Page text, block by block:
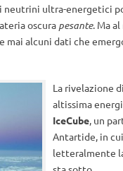
neutrini ultra-energetici
oscura pesante. Ma
alcuni dati che
La rivelazione
altissima
IceCube, un
Antartide, in
letteralmente